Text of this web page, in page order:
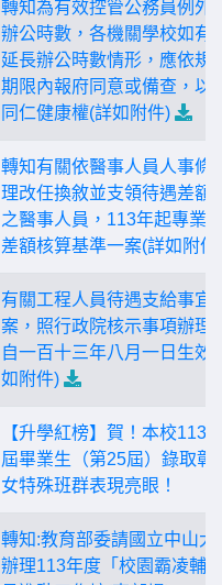
轉知為有效控管公務員例外
辦公時數，各機關學校如有
延長辦公時數情形，應依規
期限內報府同意或備查，以
同仁健康權(詳如附件)
轉知有關依醫事人員人事條
理改任換敘並支領待遇差額
之醫事人員，113年起專業
差額核算基準一案(詳如附件)
有關工程人員待遇支給事宜
案，照行政院核示事項辦理
自一百十三年八月一日生效(
如附件)
【升學紅榜】賀！本校113
屆畢業生（第25屆）錄取彰
女特殊班群表現亮眼！
轉知:教育部委請國立中山大
辦理113年度「校園霸凌輔